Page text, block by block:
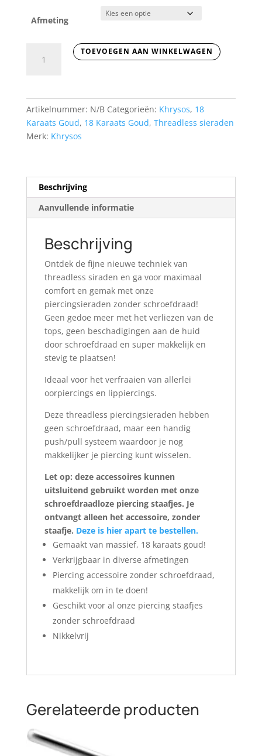
Afmeting
Karaats
TOEVOEGEN AAN WINKELWAGEN
Artikelnummer: N/B Categorieën: Khrysos, 18
Karaats Goud, 18 Karaats Goud, Threadless sieraden
Merk: Khrysos
Beschrijving
Aanvullende informatie
Beschrijving
Ontdek de fijne nieuwe techniek van
threadless siraden en ga voor maximaal
comfort en gemak met onze
piercingsieraden zonder schroefdraad!
Geen gedoe meer met het verliezen van de
tops, geen beschadigingen aan de huid
door schroefdraad en super makkelijk en
stevig te plaatsen!
Ideaal voor het verfraaien van allerlei
oorpiercings en lippiercings.
Deze threadless piercingsieraden hebben
geen schroefdraad, maar een handig
push/pull systeem waardoor je nog
makkelijker je piercing kunt wisselen.
Let op: deze accessoires kunnen
uitsluitend gebruikt worden met onze
schroefdraadloze piercing staafjes. Je
ontvangt alleen het accessoire, zonder
staafje. Deze is hier apart te bestellen.
Gemaakt van massief, 18 karaats goud!
Verkrijgbaar in diverse afmetingen
Piercing accessoire zonder schroefdraad,
makkelijk om in te doen!
Geschikt voor al onze piercing staafjes
zonder schroefdraad
Nikkelvrij
Gerelateerde producten